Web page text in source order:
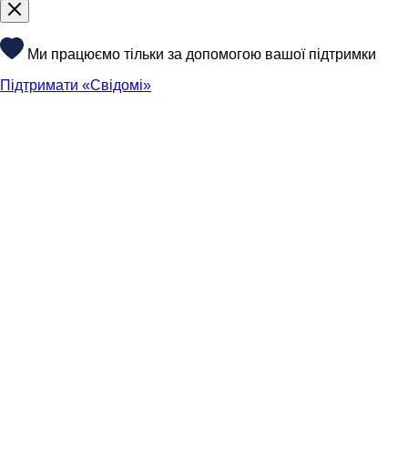
Ми працюємо тільки за допомогою вашої підтримки
Підтримати «Свідомі»